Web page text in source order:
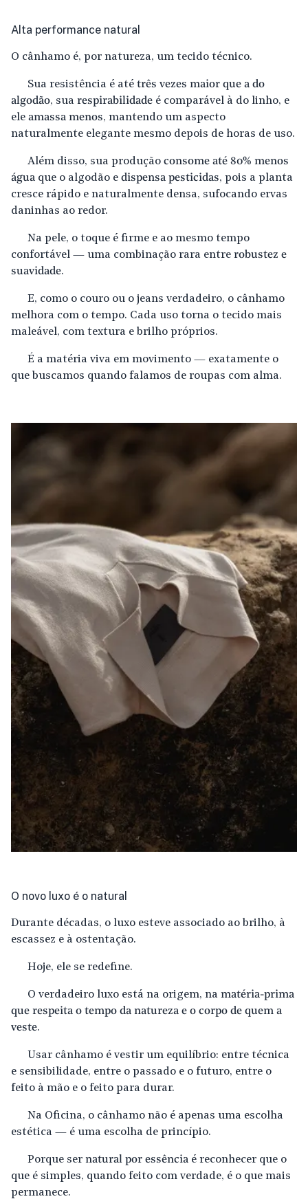
Alta performance natural
O cânhamo é, por natureza, um tecido técnico.
Sua resistência é até três vezes maior que a do
algodão, sua respirabilidade é comparável à do linho, e
ele amassa menos, mantendo um aspecto
naturalmente elegante mesmo depois de horas de uso.
Além disso, sua produção consome até 80% menos
água que o algodão e dispensa pesticidas, pois a planta
cresce rápido e naturalmente densa, sufocando ervas
daninhas ao redor.
Na pele, o toque é firme e ao mesmo tempo
confortável — uma combinação rara entre robustez e
suavidade.
E, como o couro ou o jeans verdadeiro, o cânhamo
melhora com o tempo. Cada uso torna o tecido mais
maleável, com textura e brilho próprios.
É a matéria viva em movimento — exatamente o
que buscamos quando falamos de roupas com alma.
O novo luxo é o natural
Durante décadas, o luxo esteve associado ao brilho, à
escassez e à ostentação.
Hoje, ele se redefine.
O verdadeiro luxo está na origem, na matéria-prima
que respeita o tempo da natureza e o corpo de quem a
veste.
Usar cânhamo é vestir um equilíbrio: entre técnica
e sensibilidade, entre o passado e o futuro, entre o
feito à mão e o feito para durar.
Na Oficina, o cânhamo não é apenas uma escolha
estética — é uma escolha de princípio.
Porque ser natural por essência é reconhecer que o
que é simples, quando feito com verdade, é o que mais
permanece.